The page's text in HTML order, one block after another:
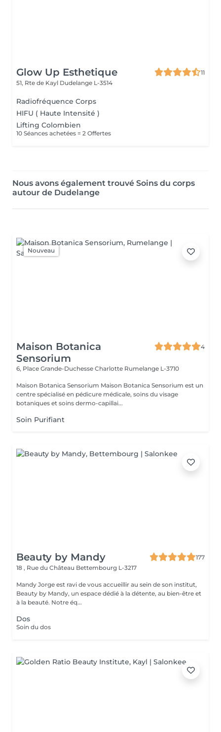
Glow Up Esthetique
11
51, Rte de Kayl Dudelange L-3514
Radiofréquence Corps
HIFU ( Haute Intensité )
Lifting Colombien
10 Séances achetées = 2 Offertes
Nous avons également trouvé Soins du corps
autour de Dudelange
Nouveau
Maison Botanica
Sensorium
4
6, Place Grande-Duchesse Charlotte Rumelange L-3710
Maison Botanica Sensorium Maison Botanica Sensorium est un
centre spécialisé en pédicure médicale, soins du visage
botaniques et soins dermo-capillai...
Soin Purifiant
Beauty by Mandy
177
18 , Rue du Château Bettembourg L-3217
Mandy Jorge est ravi de vous accueillir au sein de son institut,
Beauty by Mandy, un espace dédié à la détente, au bien-être et
à la beauté. Notre éq...
Dos
Soin du dos